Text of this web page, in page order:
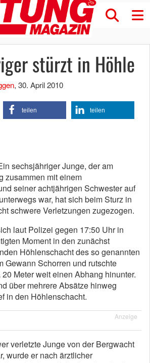
stürzt in Höhle
, 30. April 2010
teilen teilen
sechsjähriger Junge, der am
zusammen mit einem
seiner achtjährigen Schwester auf
war, hat sich beim Sturz in
schwere Verletzungen zugezogen.
laut Polizei gegen 17:50 Uhr in
Moment in den zunächst
Höhlenschacht des so genannten
Gewann Schorren und rutschte
Meter weit einen Abhang hinunter.
über mehrere Absätze hinweg
in den Höhlenschacht.
Anzeige
verletzte Junge von der Bergwacht
wurde er nach ärztlicher